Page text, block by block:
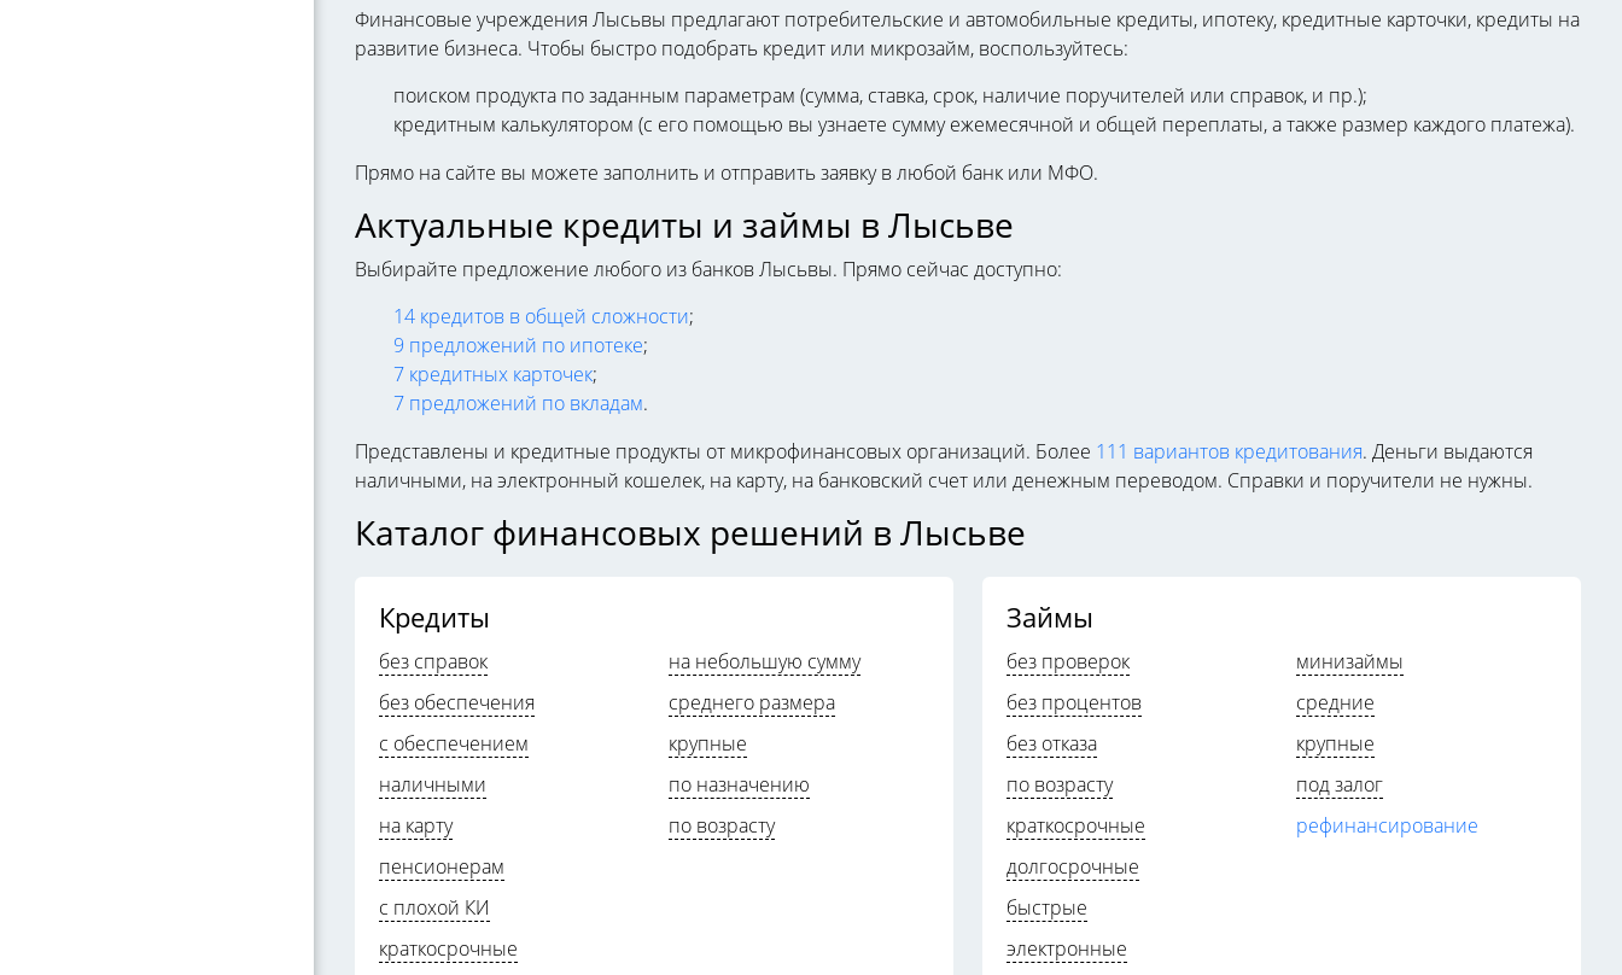
Финансовые учреждения Лысьвы предлагают потребительские и автомобильные кредиты, ипотеку, кредитные карточки, кредиты на
развитие бизнеса. Чтобы быстро подобрать кредит или микрозайм, воспользуйтесь:
поиском продукта по заданным параметрам (сумма, ставка, срок, наличие поручителей или справок, и пр.);
кредитным калькулятором (с его помощью вы узнаете сумму ежемесячной и общей переплаты, а также размер каждого платежа).
Прямо на сайте вы можете заполнить и отправить заявку в любой банк или МФО.
Актуальные кредиты и займы в Лысьве
Выбирайте предложение любого из банков Лысьвы. Прямо сейчас доступно:
14 кредитов в общей сложности;
9 предложений по ипотеке;
7 кредитных карточек;
7 предложений по вкладам.
Представлены и кредитные продукты от микрофинансовых организаций. Более 111 вариантов кредитования. Деньги выдаются
наличными, на электронный кошелек, на карту, на банковский счет или денежным переводом. Справки и поручители не нужны.
Каталог финансовых решений в Лысьве
Кредиты
без справок
без обеспечения
с обеспечением
наличными
на карту
пенсионерам
с плохой КИ
краткосрочные
на небольшую сумму
среднего размера
крупные
по назначению
по возрасту
Займы
без проверок
без процентов
без отказа
по возрасту
краткосрочные
долгосрочные
быстрые
электронные
минизаймы
средние
крупные
под залог
рефинансирование